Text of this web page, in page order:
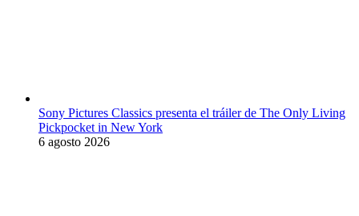
Sony Pictures Classics presenta el tráiler de The Only Living
Pickpocket in New York
6 agosto 2026